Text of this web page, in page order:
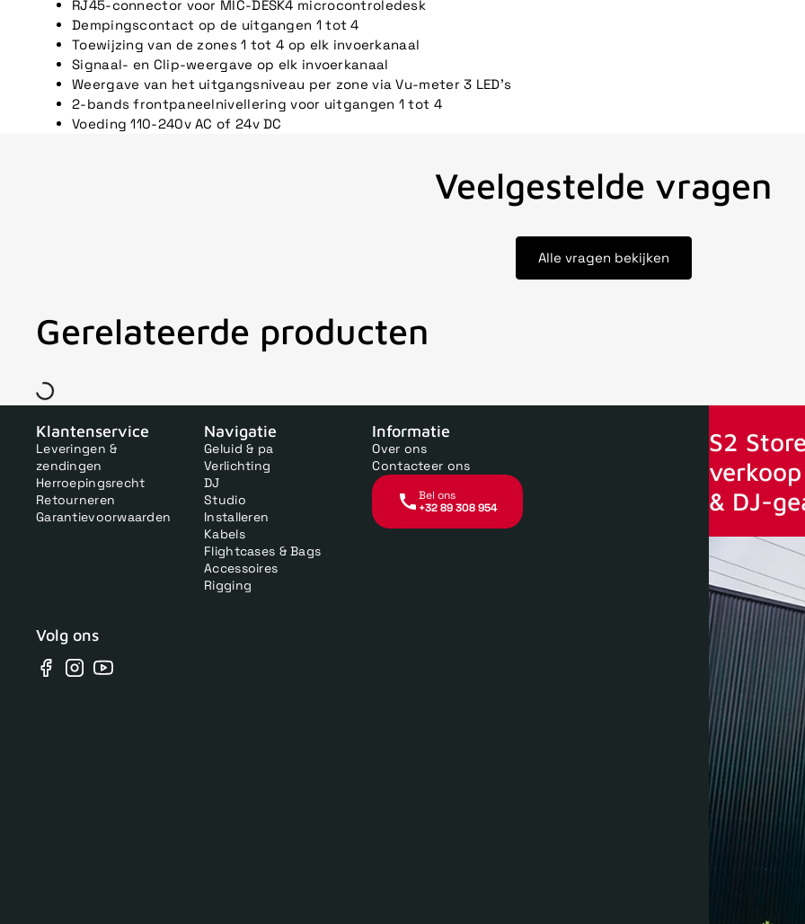
RJ45-connector voor MIC-DESK4 microcontroledesk
Dempingscontact op de uitgangen 1 tot 4
Toewijzing van de zones 1 tot 4 op elk invoerkanaal
Signaal- en Clip-weergave op elk invoerkanaal
Weergave van het uitgangsniveau per zone via Vu-meter 3 LED's
2-bands frontpaneelnivellering voor uitgangen 1 tot 4
Voeding 110-240v AC of 24v DC
Veelgestelde vragen
Alle vragen bekijken
Gerelateerde producten
Voor 15uur besteld, zelfde dag verstuurd Echte winkel +35 jaar
Klantenservice
Leveringen &
zendingen
Herroepingsrecht
Retourneren
Garantievoorwaarden
Navigatie
Geluid & pa
Verlichting
DJ
Studio
Installeren
Kabels
Flightcases & Bags
Accessoires
Rigging
Informatie
Over ons
Contacteer ons
Bel ons
+32 89 308 954
Volg ons
Facebook
Instagram
YouTube
S2
& DJ-